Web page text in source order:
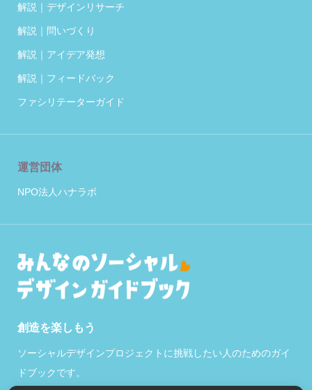
解説｜デザインリサーチ
解説｜問いづくり
解説｜アイデア発想
解説｜フィードバック
ファシリテーターガイド
運営団体
NPO法人ハナラボ
創造を楽しもう
ソーシャルデザインプロジェクトに挑戦したい人のためのガイ
ドブックです。